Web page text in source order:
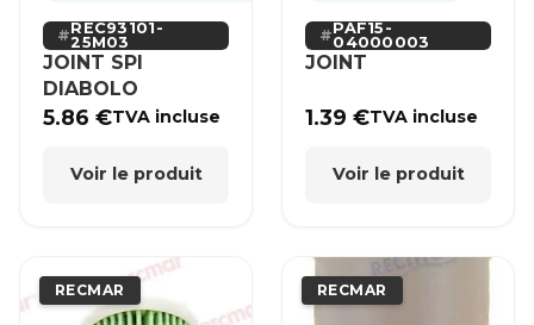
REC93101-
25M03
JOINT SPI
DIABOLO
5.86€TVA incluse
Voir le produit
PAF15-
04000003
JOINT
1.39€TVA incluse
Voir le produit
RECMAR RECMAR